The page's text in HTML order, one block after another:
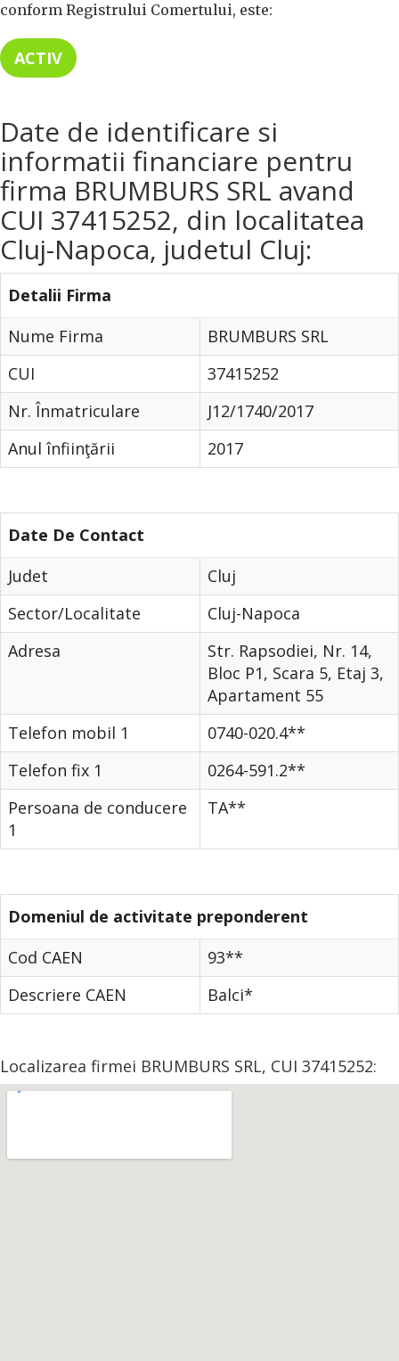
conform Registrului Comertului, este:
ACTIV
Date de identificare si
informatii financiare pentru
firma BRUMBURS SRL avand
CUI 37415252, din localitatea
Cluj-Napoca, judetul Cluj:
Detalii Firma
Nume Firma
BRUMBURS SRL
CUI
37415252
Nr. Înmatriculare
J12/1740/2017
Anul înfiinţării
2017
Date De Contact
Judet
Cluj
Sector/Localitate
Cluj-Napoca
Adresa
Str. Rapsodiei, Nr. 14,
Bloc P1, Scara 5, Etaj 3,
Apartament 55
Telefon mobil 1
0740-020.4**
Telefon fix 1
0264-591.2**
Persoana de conducere
1
TA**
Domeniul de activitate preponderent
Cod CAEN
93**
Descriere CAEN
Balci*
Localizarea firmei BRUMBURS SRL, CUI 37415252: